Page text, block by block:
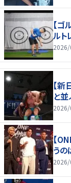
【ゴ
ルト
【
と
【
うの